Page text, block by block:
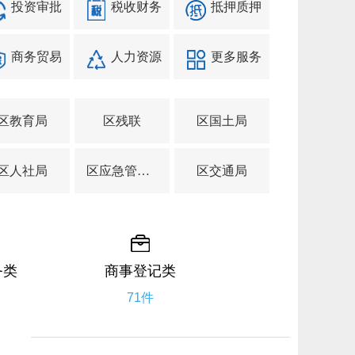
投资审批 税收财务 抵押质押
商务贸易 人力资源 更多服务
教育局 区残联 区国土局
人社局 区应急管理局 区交通局
类 商事登记类
71件